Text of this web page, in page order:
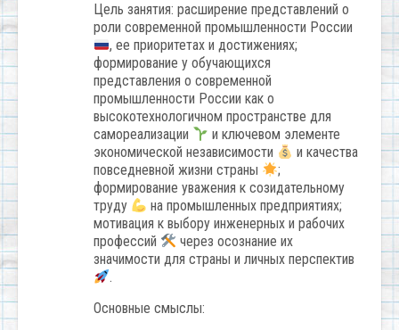
Цель занятия: расширение представлений о
роли современной промышленности России
, ее приоритетах и достижениях;
формирование у обучающихся
представления о современной
промышленности России как о
высокотехнологичном пространстве для
самореализации
и ключевом элементе
экономической независимости
и качества
повседневной жизни страны
;
формирование уважения к созидательному
труду
на промышленных предприятиях;
мотивация к выбору инженерных и рабочих
профессий
через осознание их
значимости для страны и личных перспектив
.
Основные смыслы: